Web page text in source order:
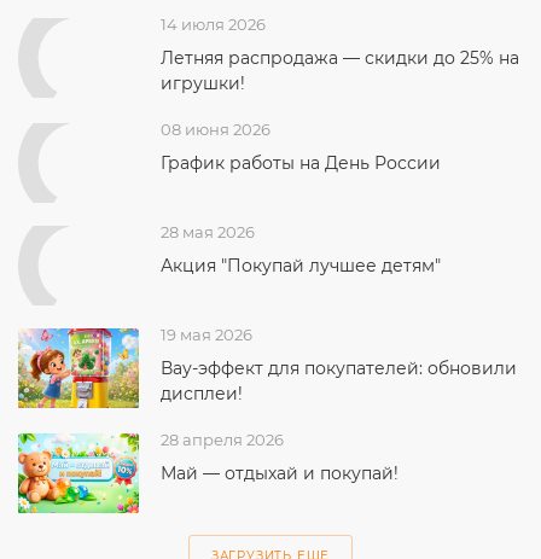
14 июля 2026
Летняя распродажа — скидки до 25% на
игрушки!
08 июня 2026
График работы на День России
28 мая 2026
Акция "Покупай лучшее детям"
19 мая 2026
Вау-эффект для покупателей: обновили
дисплеи!
28 апреля 2026
Май — отдыхай и покупай!